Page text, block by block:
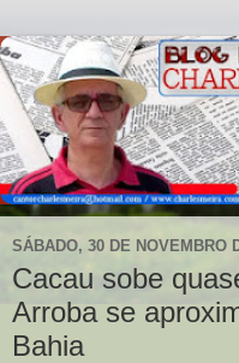
SÁBADO, 30 DE NOVEMBRO
Cacau sobe
Arroba se
Bahia